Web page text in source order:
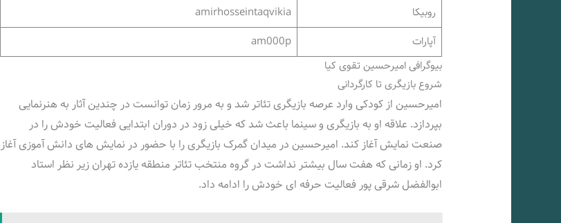
روبیکا
amirhosseintaqvikia
آپارات
am000p
بیوگرافی امیرحسین تقوی کیا
شروع بازیگری تا کارگردانی
امیرحسین از کودکی وارد عرصه بازیگری تئاتر شد و به مرور زمان توانست در چندین آثار به هنرنمایی
بپردازد. علاقه او به بازیگری و سینما باعث شد که خیلی زود در دوران ابتدایی فعالیت خودش را در
صنعت نمایش آغاز کند. امیرحسین در میدان گمرک بازیگری را با حضور در نمایش های دانش آموزی آغاز
کرد. او زمانی که هفت سال بیشتر نداشت در گروه منتخب تئاتر منطقه یازده تهران زیر نظر استاد
ابوالفضل شرقی پور فعالیت حرفه ای خودش را ادامه داد.